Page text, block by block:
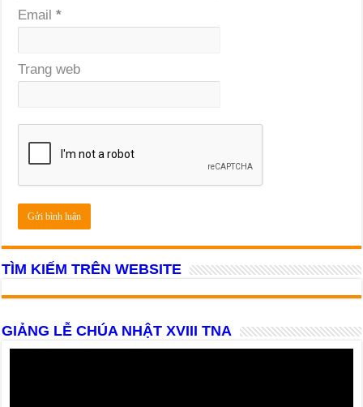
Email*
Trang web
TÌM KIẾM TRÊN WEBSITE
GIẢNG LỄ CHÚA NHẬT XVIII TNA